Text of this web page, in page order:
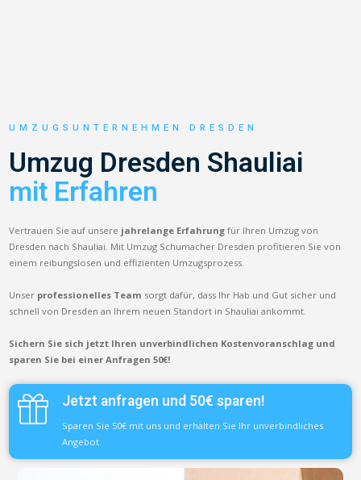
UMZUGSUNTERNEHMEN DRESDEN
Umzug Dresden Shauliai
mit Erfahren
Vertrauen Sie auf unsere jahrelange Erfahrung für Ihren Umzug von
Dresden nach Shauliai. Mit Umzug Schumacher Dresden profitieren Sie von
einem reibungslosen und effizienten Umzugsprozess.
Unser professionelles Team sorgt dafür, dass Ihr Hab und Gut sicher und
schnell von Dresden an Ihrem neuen Standort in Shauliai ankommt.
Sichern Sie sich jetzt Ihren unverbindlichen Kostenvoranschlag und
sparen Sie bei einer Anfragen 50€!
Jetzt anfragen und 50€ sparen!
Sparen Sie 50€ mit uns und erhalten Sie Ihr unverbindliches
Angebot.